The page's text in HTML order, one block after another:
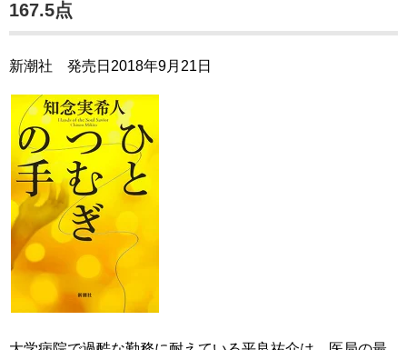
167.5点
新潮社 発売日2018年9月21日